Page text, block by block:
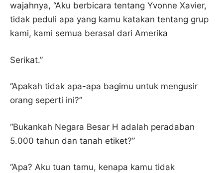
wajahnya, “Aku berbicara tentang Yvonne Xavier,
tidak peduli apa yang kamu katakan tentang grup
kami, kami semua berasal dari Amerika
Serikat.”
“Apakah tidak apa-apa bagimu untuk mengusir
orang seperti ini?”
“Bukankah Negara Besar H adalah peradaban
5.000 tahun dan tanah etiket?”
“Apa? Aku tuan tamu, kenapa kamu tidak